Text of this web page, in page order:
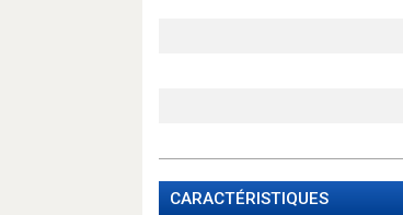
CARACTÉRISTIQUES